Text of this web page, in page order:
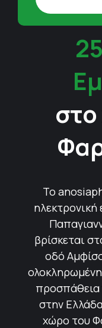
Το
βρίσκεται
οδό
ολοκληρωμένη
προσπάθεια
στην
χώρο του